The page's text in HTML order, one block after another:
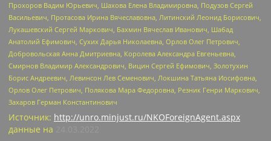
Прохоров Вадим Юрьевич, Шахова Елена Владимировна, Подузов Сергей
Васильевич, Протасова Ирина Вячеславовна, Литинский Леонид Борисович,
Лукашевский Сергей Маркович, Бахмин Вячеслав Иванович, Шабад
Анатолий Ефимович, Сухих Дарья Николаевна, Орлов Олег Петрович,
Добровольская Анна Дмитриевна, Королева Александра Евгеньевна,
Смирнов Владимир Александрович, Вицин Сергей Ефимович, Золотухин
Борис Андреевич, Левинсон Лев Семенович, Локшина Татьяна Иосифовна,
Орлов Олег Петрович, Полякова Мара Федоровна, Резник Генри Маркович,
Захаров Герман Константинович
Источник: http://unro.minjust.ru/NKOForeignAgent.aspx
данные на